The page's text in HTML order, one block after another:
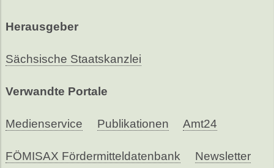
Herausgeber
Sächsische Staatskanzlei
Verwandte Portale
Medienservice Publikationen Amt24
FÖMISAX Fördermitteldatenbank Newsletter